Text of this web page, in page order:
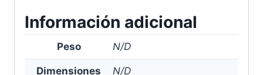
Información adicional
Peso N/D
Dimensiones N/D